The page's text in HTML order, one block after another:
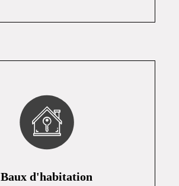
Baux d'habitation